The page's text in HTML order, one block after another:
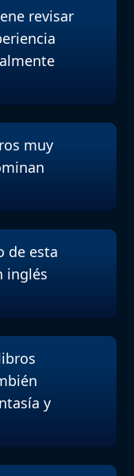
revisar
muy
de esta
inglés
y